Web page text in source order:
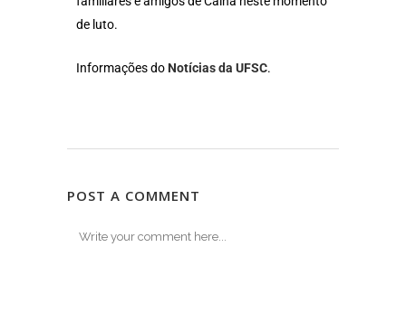
de luto.
Informações do Notícias da UFSC.
POST A COMMENT